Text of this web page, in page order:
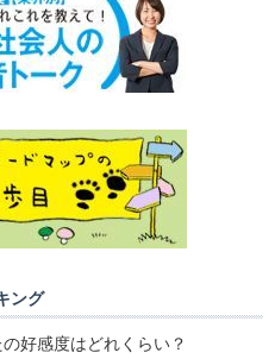
ング
好感度はどれくらい？